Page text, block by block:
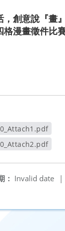
，創意說『畫
格漫畫徵件比
開新視窗
： Invalid date
|